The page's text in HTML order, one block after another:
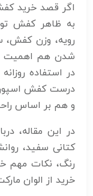
اگر قصد خرید
به ظاهر کفش
رویه، وزن کفش،
شدن هم اهمیت
در استفاده
درست کفش
و هم بر اساس
در این مقاله،
کتانی سفید،
رنگ، نکات مهم
خرید از الوان